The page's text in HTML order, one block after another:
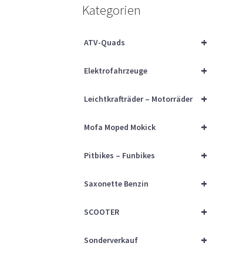
Kategorien
+
ATV-Quads
+
Elektrofahrzeuge
+
Leichtkrafträder – Motorräder
+
Mofa Moped Mokick
+
Pitbikes – Funbikes
+
Saxonette Benzin
+
SCOOTER
+
Sonderverkauf